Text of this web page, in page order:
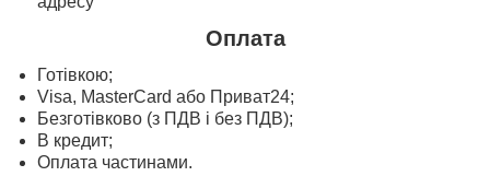
Оплата
Готівкою;
Visa, MasterСard або Приват24;
Безготівково (з ПДВ і без ПДВ);
В кредит;
Оплата частинами.